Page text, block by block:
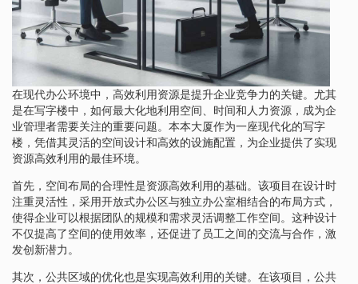
在现代办公环境中，高效利用资源是提升企业竞争力的关键。尤其
是在写字楼中，如何最大化地利用空间、时间和人力资源，成为企
业管理者需要关注的重要问题。本本大厦作为一座现代化的写字
楼，凭借其灵活的空间设计和高效的设施配置，为企业提供了实现
资源高效利用的最佳环境。
首先，空间布局的合理性是资源高效利用的基础。该项目在设计时
注重灵活性，采用开放式办公区与独立办公室相结合的布局方式，
使得企业可以根据团队的规模和需求灵活调整工作空间。这种设计
不仅提高了空间的使用效率，还促进了员工之间的交流与合作，激
发创新潜力。
其次，公共区域的优化也是实现高效利用的关键。在该项目，公共